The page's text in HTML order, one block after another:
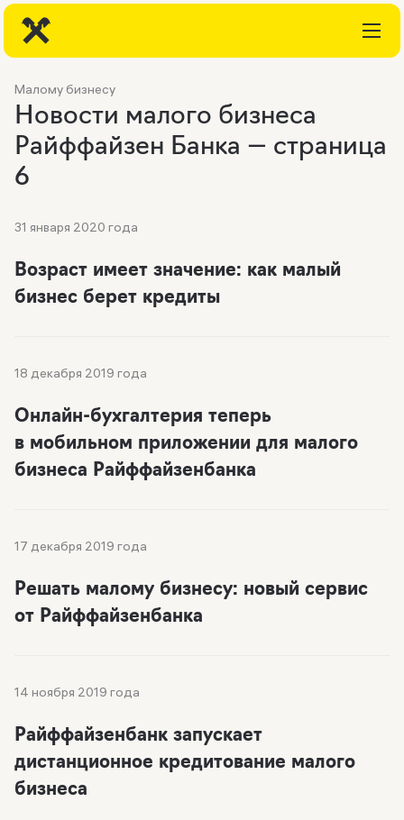
Малому бизнесу
Новости малого бизнеса
Райффайзен Банка — страница
6
31 января 2020 года
Возраст имеет значение: как малый
бизнес берет кредиты
18 декабря 2019 года
Онлайн-бухгалтерия теперь
в мобильном приложении для малого
бизнеса Райффайзенбанка
17 декабря 2019 года
Решать малому бизнесу: новый сервис
от Райффайзенбанка
14 ноября 2019 года
Райффайзенбанк запускает
дистанционное кредитование малого
бизнеса